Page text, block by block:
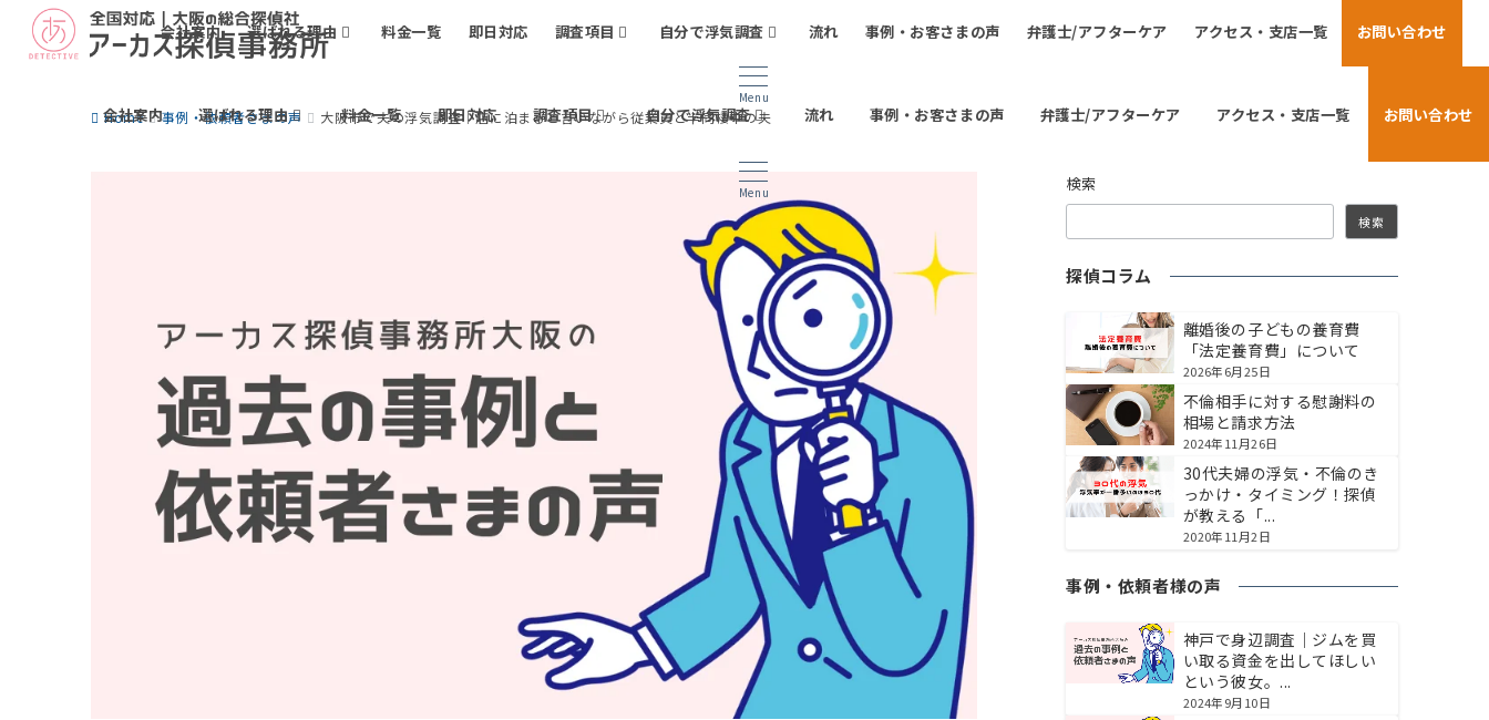
会社案内 選ばれる理由 料金一覧 即日対応 調査項目 自分で浮気調査 流れ 事例・お客さまの声 弁護士/アフターケア アクセス・支店一覧 お問い合わせ
Menu
会社案内 選ばれる理由 料金一覧 即日対応 調査項目 自分で浮気調査 流れ 事例・お客さまの声 弁護士/アフターケア アクセス・支店一覧 お問い合わせ
Menu
Home 事例・依頼者さまの声 大阪市で夫の浮気調査｜店に泊まると言いながら従業員と半同棲中の夫
検索
検索
探偵コラム
離婚後の子どもの養育費
「法定養育費」について
2026年6月25日
不倫相手に対する慰謝料の
相場と請求方法
2024年11月26日
30代夫婦の浮気・不倫のき
っかけ・タイミング！探偵
が教える「...
2020年11月2日
事例・依頼者様の声
神戸で身辺調査｜ジムを買
い取る資金を出してほしい
という彼女。...
2024年9月10日